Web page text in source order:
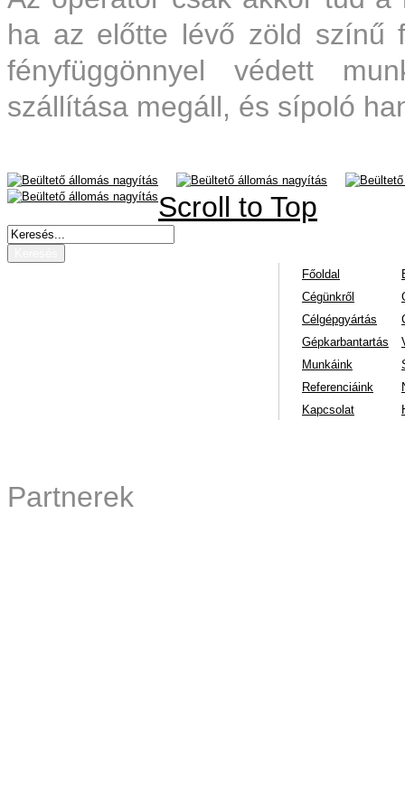
ha az előtte lévő zöld színű
fényfüggönnyel védett
szállítása megáll, és sípoló
nagyítás
nagyítás
nagyításScroll to Top
Főoldal
Cégünkről
Célgépgyártás
Gépkarbantartás
Munkáink
Referenciáink
Kapcsolat
Partnerek